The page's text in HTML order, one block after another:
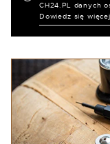
CH24.PL danych
Dowiedz się więcej